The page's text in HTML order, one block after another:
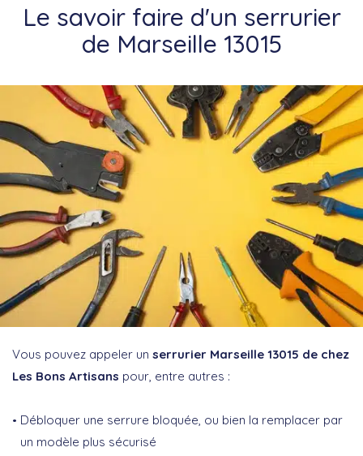
Le savoir faire d'un serrurier
de Marseille 13015
Vous pouvez appeler un serrurier Marseille 13015 de chez
Les Bons Artisans pour, entre autres :
Débloquer une serrure bloquée, ou bien la remplacer par
un modèle plus sécurisé